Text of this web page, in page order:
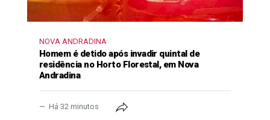
NOVA ANDRADINA
Homem é detido após invadir quintal de
residência no Horto Florestal, em Nova
Andradina
Há 32 minutos